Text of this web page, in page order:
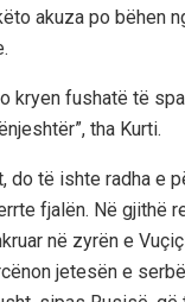
akuza po bëhen
kryen fushatë të
tha Kurti.
do të ishte radha e
fjalën. Në gjithë
në zyrën e
jetesën e